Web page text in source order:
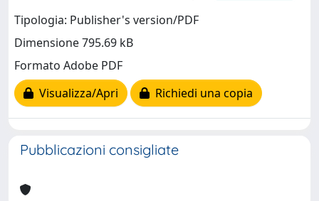
Tipologia: Publisher's version/PDF
Dimensione 795.69 kB
Formato Adobe PDF
Visualizza/Apri
Richiedi una copia
Pubblicazioni consigliate